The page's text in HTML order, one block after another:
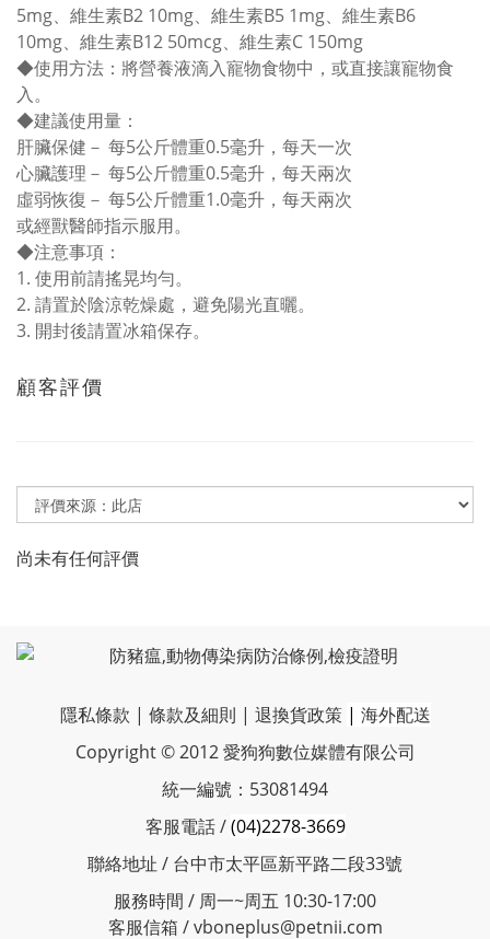
5mg、維生素B2 10mg、維生素B5 1mg、維生素B6
10mg、維生素B12 50mcg、維生素C 150mg
◆使用方法：將營養液滴入寵物食物中，或直接讓寵物食
入。
◆建議使用量：
肝臟保健－ 每5公斤體重0.5毫升，每天一次
心臟護理－ 每5公斤體重0.5毫升，每天兩次
虛弱恢復－ 每5公斤體重1.0毫升，每天兩次
或經獸醫師指示服用。
◆注意事項：
1. 使用前請搖晃均勻。
2. 請置於陰涼乾燥處，避免陽光直曬。
3. 開封後請置冰箱保存。
顧客評價
尚未有任何評價
隱私條款 | 條款及細則 | 退換貨政策 | 海外配送
Copyright © 2012 愛狗狗數位媒體有限公司
統一編號：53081494
客服電話 /(04)2278-3669
聯絡地址 / 台中市太平區新平路二段33號
服務時間 / 周一~周五 10:30-17:00
客服信箱 / vboneplus@petnii.com